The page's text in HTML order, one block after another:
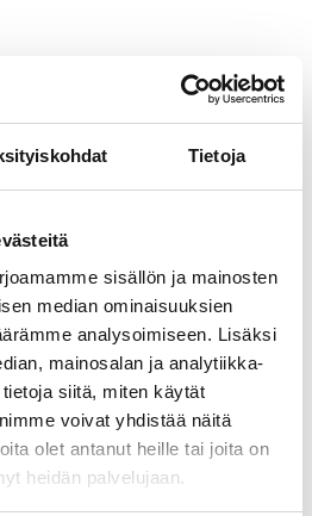
Tietoja
sisällön ja mainosten
median ominaisuuksien
analysoimiseen. Lisäksi
mainosalan ja analytiikka-
siitä, miten käytät
voivat yhdistää näitä
olet antanut heille tai joita on
heidän palvelujaan.